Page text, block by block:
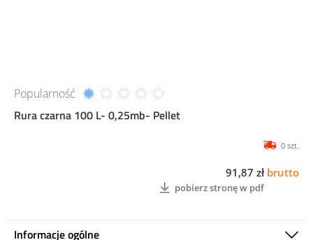
Popularność
Rura czarna 100 L- 0,25mb- Pellet
Informacje ogólne
0 szt.
91,87 zł brutto
pobierz stronę w pdf